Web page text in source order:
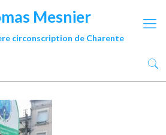
Mesnier
circonscription de Charente